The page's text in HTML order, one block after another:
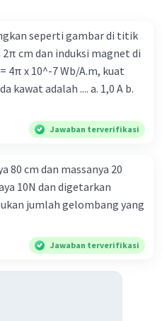
digetarkan adalah tepat satu
berada di posisi
gelombang berdiri selalu
di titik tersebut adalah 0
yang digetarkan
pada jarak satu lambda/2):
letak perut ke-k
− 1) × (lambda/4). Untuk
× (10 cm : 4) = 13 × 2,5 cm =
Balas
seperti gambar di titik
cm dan induksi magnet di
4π x 10^-7 Wb/A.m, kuat
adalah .... a. 1,0 A b.
Jawaban terverifikasi
80 cm dan massanya 20
10N dan digetarkan
jumlah gelombang yang
Jawaban terverifikasi